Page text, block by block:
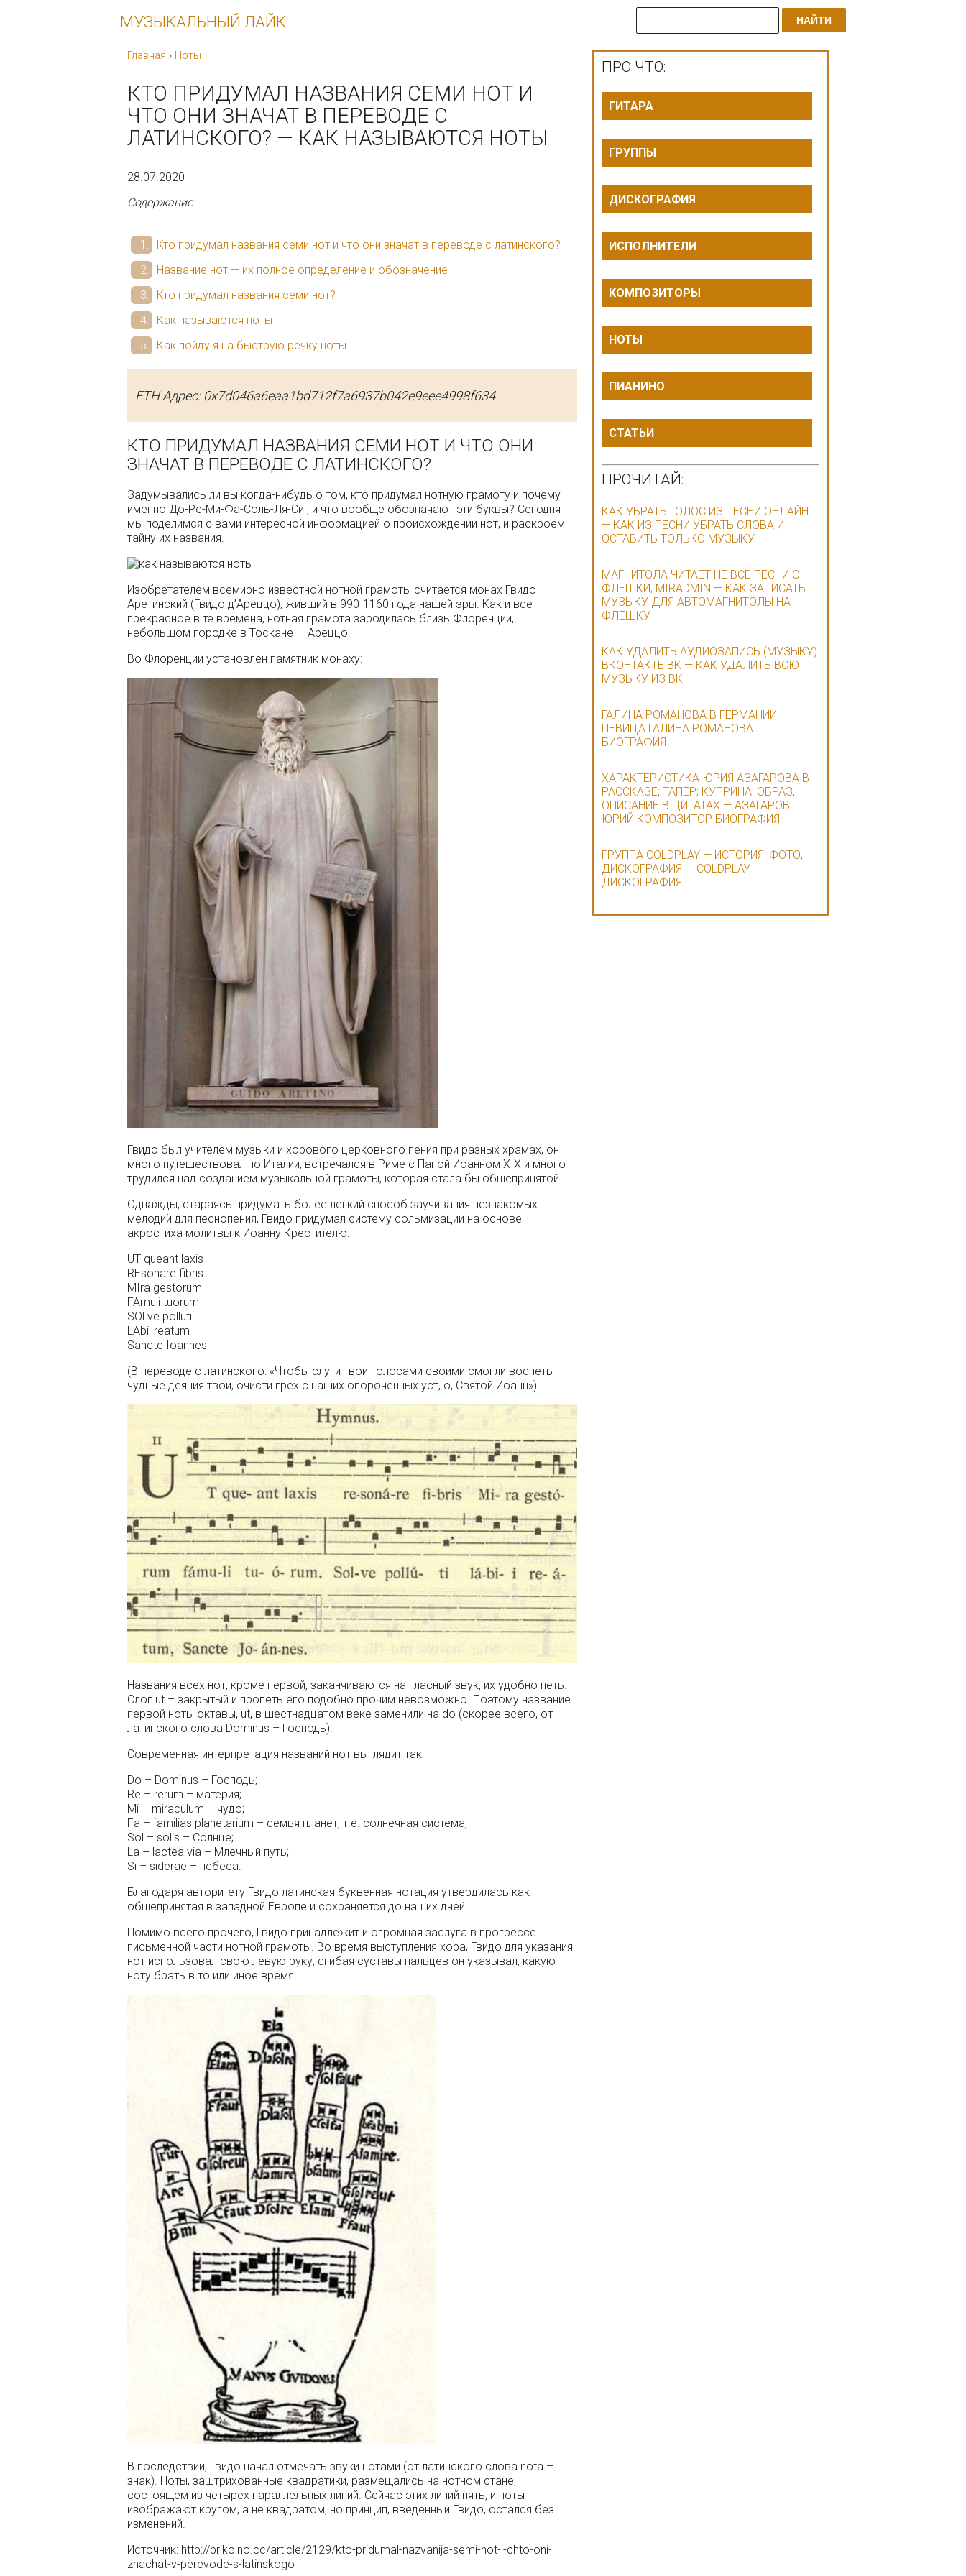
МУЗЫКАЛЬНЫЙ ЛАЙК НАЙТИ
Главная › Ноты
КТО ПРИДУМАЛ НАЗВАНИЯ СЕМИ НОТ И
ЧТО ОНИ ЗНАЧАТ В ПЕРЕВОДЕ С
ЛАТИНСКОГО? — КАК НАЗЫВАЮТСЯ НОТЫ
28.07.2020
Содержание:
Кто придумал названия семи нот и что они значат в переводе с латинского?
Название нот — их полное определение и обозначение
Кто придумал названия семи нот?
Как называются ноты
Как пойду я на быструю речку ноты
ETH Адрес: 0x7d046a6eaa1bd712f7a6937b042e9eee4998f634
КТО ПРИДУМАЛ НАЗВАНИЯ СЕМИ НОТ И ЧТО ОНИ
ЗНАЧАТ В ПЕРЕВОДЕ С ЛАТИНСКОГО?
Задумывались ли вы когда-нибудь о том, кто придумал нотную грамоту и почему
именно До-Ре-Ми-Фа-Соль-Ля-Си , и что вообще обозначают эти буквы? Сегодня
мы поделимся с вами интересной информацией о происхождении нот, и раскроем
тайну их названия.
Изобретателем всемирно известной нотной грамоты считается монах Гвидо
Аретинский (Гвидо д’Ареццо), живший в 990-1160 года нашей эры. Как и все
прекрасное в те времена, нотная грамота зародилась близь Флоренции,
небольшом городке в Тоскане — Ареццо.
Во Флоренции установлен памятник монаху:
Гвидо был учителем музыки и хорового церковного пения при разных храмах, он
много путешествовал по Италии, встречался в Риме с Папой Иоанном XIX и много
трудился над созданием музыкальной грамоты, которая стала бы общепринятой.
Однажды, стараясь придумать более легкий способ заучивания незнакомых
мелодий для песнопения, Гвидо придумал систему сольмизации на основе
акростиха молитвы к Иоанну Крестителю:
UT queant laxis
REsonare fibris
MIra gestorum
FAmuli tuorum
SOLve polluti
LAbii reatum
Sancte Ioannes
(В переводе с латинского: «Чтобы слуги твои голосами своими смогли воспеть
чудные деяния твои, очисти грех с наших опороченных уст, о, Святой Иоанн»)
Названия всех нот, кроме первой, заканчиваются на гласный звук, их удобно петь.
Слог ut – закрытый и пропеть его подобно прочим невозможно. Поэтому название
первой ноты октавы, ut, в шестнадцатом веке заменили на do (скорее всего, от
латинского слова Dominus – Господь).
Современная интерпретация названий нот выглядит так:
Do – Dominus – Господь;
Re – rerum – материя;
Mi – miraculum – чудо;
Fa – familias рlanetarium – семья планет, т.е. солнечная система;
Sol – solis – Солнце;
La – lactea via – Млечный путь;
Si – siderae – небеса.
Благодаря авторитету Гвидо латинская буквенная нотация утвердилась как
общепринятая в западной Европе и сохраняется до наших дней.
Помимо всего прочего, Гвидо принадлежит и огромная заслуга в прогрессе
письменной части нотной грамоты. Во время выступления хора, Гвидо для указания
нот использовал свою левую руку, сгибая суставы пальцев он указывал, какую
ноту брать в то или иное время:
В последствии, Гвидо начал отмечать звуки нотами (от латинского слова nota –
знак). Ноты, заштрихованные квадратики, размещались на нотном стане,
состоящем из четырех параллельных линий. Сейчас этих линий пять, и ноты
изображают кругом, а не квадратом, но принцип, введенный Гвидо, остался без
изменений.
Источник: http://prikolno.cc/article/2129/kto-pridumal-nazvanija-semi-not-i-chto-oni-
znachat-v-perevode-s-latinskogo
ПРО ЧТО:
ГИТАРА
ГРУППЫ
ДИСКОГРАФИЯ
ИСПОЛНИТЕЛИ
КОМПОЗИТОРЫ
НОТЫ
ПИАНИНО
СТАТЬИ
ПРОЧИТАЙ:
КАК УБРАТЬ ГОЛОС ИЗ ПЕСНИ ОНЛАЙН
— КАК ИЗ ПЕСНИ УБРАТЬ СЛОВА И
ОСТАВИТЬ ТОЛЬКО МУЗЫКУ
МАГНИТОЛА ЧИТАЕТ НЕ ВСЕ ПЕСНИ С
ФЛЕШКИ; MIRADMIN — КАК ЗАПИСАТЬ
МУЗЫКУ ДЛЯ АВТОМАГНИТОЛЫ НА
ФЛЕШКУ
КАК УДАЛИТЬ АУДИОЗАПИСЬ (МУЗЫКУ)
ВКОНТАКТЕ ВК — КАК УДАЛИТЬ ВСЮ
МУЗЫКУ ИЗ ВК
ГАЛИНА РОМАНОВА В ГЕРМАНИИ —
ПЕВИЦА ГАЛИНА РОМАНОВА
БИОГРАФИЯ
ХАРАКТЕРИСТИКА ЮРИЯ АЗАГАРОВА В
РАССКАЗЕ; ТАПЕР; КУПРИНА: ОБРАЗ,
ОПИСАНИЕ В ЦИТАТАХ — АЗАГАРОВ
ЮРИЙ КОМПОЗИТОР БИОГРАФИЯ
ГРУППА COLDPLAY — ИСТОРИЯ, ФОТО,
ДИСКОГРАФИЯ — COLDPLAY
ДИСКОГРАФИЯ